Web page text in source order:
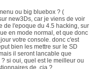
ou big bluebox ? (
new3Ds, car je viens de voir
de l'epoque du 4.5 hacking, sur
en mode normal, et que donc
votre console. donc c'est
bien les mettre sur le SD
il seront lancable que
si oui, quel est le meilleur ou
de .cia ?